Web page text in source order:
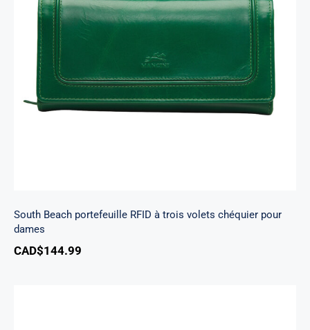
South Beach portefeuille RFID à trois volets
chéquier pour dames
South Beach portefeuille RFID à trois volets chéquier pour
dames
CAD$144.99